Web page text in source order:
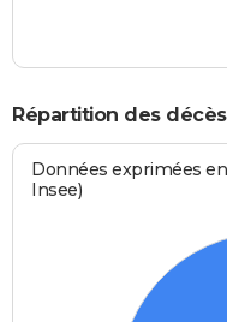
Répartition des
Données exprimées
Insee)